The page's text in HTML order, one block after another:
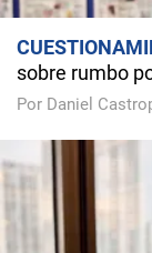
sobre rumbo
Por Daniel